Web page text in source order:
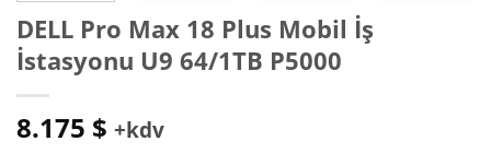
DELL Pro Max 18 Plus Mobil İş
İstasyonu U9 64/1TB P5000
8.175 $ +kdv